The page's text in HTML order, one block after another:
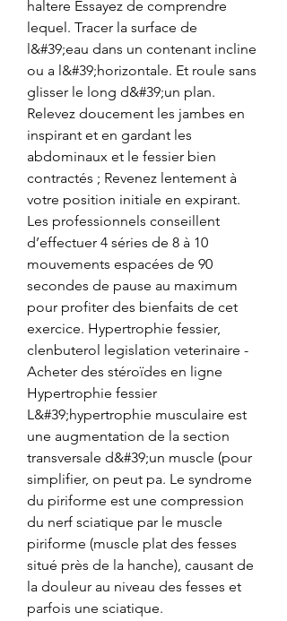
haltere Essayez de comprendre
lequel. Tracer la surface de
l&#39;eau dans un contenant incline
ou a l&#39;horizontale. Et roule sans
glisser le long d&#39;un plan.
Relevez doucement les jambes en
inspirant et en gardant les
abdominaux et le fessier bien
contractés ; Revenez lentement à
votre position initiale en expirant.
Les professionnels conseillent
d’effectuer 4 séries de 8 à 10
mouvements espacées de 90
secondes de pause au maximum
pour profiter des bienfaits de cet
exercice. Hypertrophie fessier,
clenbuterol legislation veterinaire -
Acheter des stéroïdes en ligne
Hypertrophie fessier
L&#39;hypertrophie musculaire est
une augmentation de la section
transversale d&#39;un muscle (pour
simplifier, on peut pa. Le syndrome
du piriforme est une compression
du nerf sciatique par le muscle
piriforme (muscle plat des fesses
situé près de la hanche), causant de
la douleur au niveau des fesses et
parfois une sciatique.